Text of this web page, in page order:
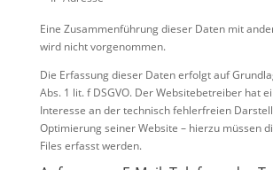
Eine Zusammenführung dieser Daten mit
wird nicht vorgenommen.
Die Erfassung dieser Daten erfolgt auf
Abs. 1 lit. f DSGVO. Der Websitebetreiber hat
Interesse an der technisch fehlerfreien
Optimierung seiner Website – hierzu müssen
Files erfasst werden.